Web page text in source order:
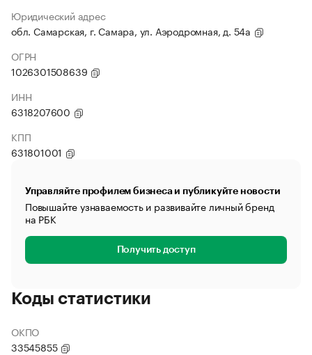
Юридический адрес
обл. Самарская, г. Самара, ул. Аэродромная, д. 54а
ОГРН
1026301508639
ИНН
6318207600
КПП
631801001
Управляйте профилем бизнеса и публикуйте новости
Повышайте узнаваемость и развивайте личный бренд
на РБК
Получить доступ
Коды статистики
ОКПО
33545855